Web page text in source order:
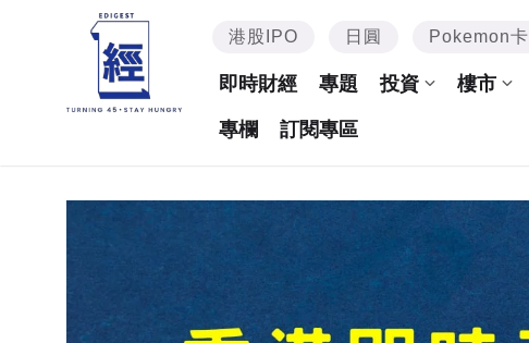
港股IPO 日圓 Pokemon卡
即時財經 專題 投資 樓市
專欄 訂閱專區